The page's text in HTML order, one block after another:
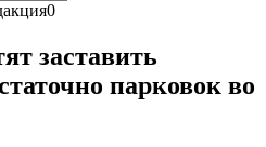
0
заставить
парковок во